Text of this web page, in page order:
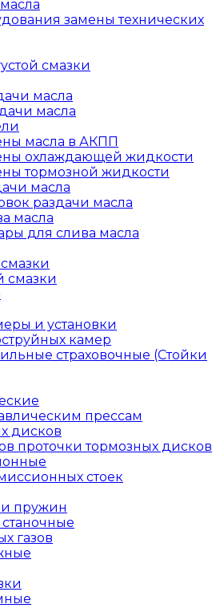
замены технических
смазки
масла
масла
масла в АКПП
охлаждающей жидкости
тормозной жидкости
масла
раздачи масла
масла
для слива масла
смазки
и установки
камер
страховочные (Стойки
прессам
дисков
проточки тормозных дисков
стоек
пружин
газов